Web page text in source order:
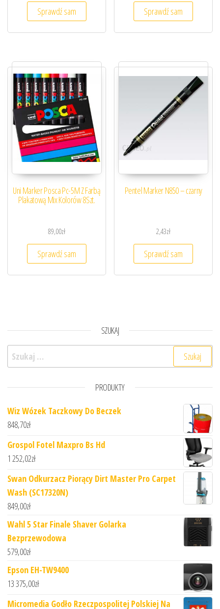
Sprawdź sam Sprawdź sam
Uni Marker Posca Pc-5M Z Farbą
Plakatową Mix Kolorów 8Szt.
89,00zł
Sprawdź sam
Pentel Marker N850 – czarny
2,43zł
Sprawdź sam
SZUKAJ
Szukaj:
PRODUKTY
Wiz Wózek Taczkowy Do Beczek
848,70zł
Grospol Fotel Maxpro Bs Hd
1 252,02zł
Swan Odkurzacz Piorący Dirt Master Pro Carpet
Wash (SC17320N)
849,00zł
Wahl 5 Star Finale Shaver Golarka
Bezprzewodowa
579,00zł
Epson EH-TW9400
13 375,00zł
Micromedia Godło Rzeczpospolitej Polskiej Na